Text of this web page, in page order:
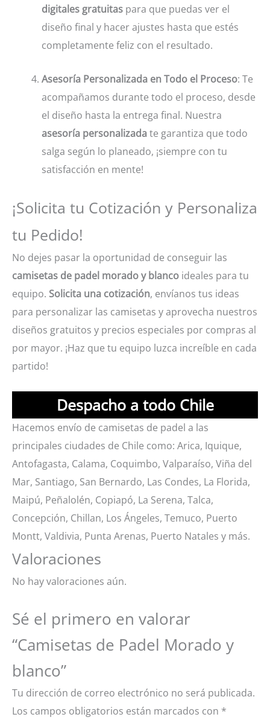
digitales gratuitas para que puedas ver el
diseño final y hacer ajustes hasta que estés
completamente feliz con el resultado.
Asesoría Personalizada en Todo el Proceso: Te
acompañamos durante todo el proceso, desde
el diseño hasta la entrega final. Nuestra
asesoría personalizadate garantiza que todo
salga según lo planeado, ¡siempre con tu
satisfacción en mente!
¡Solicita tu Cotización y Personaliza
tu Pedido!
No dejes pasar la oportunidad de conseguir las
camisetas de padel morado y blanco ideales para tu
equipo. Solicita una cotización, envíanos tus ideas
para personalizar las camisetas y aprovecha nuestros
diseños gratuitos y precios especiales por compras al
por mayor. ¡Haz que tu equipo luzca increíble en cada
partido!
Despacho a todo Chile
Hacemos envío de camisetas de padel a las
principales ciudades de Chile como: Arica, Iquique,
Antofagasta, Calama, Coquimbo, Valparaíso, Viña del
Mar, Santiago, San Bernardo, Las Condes, La Florida,
Maipú, Peñalolén, Copiapó, La Serena, Talca,
Concepción, Chillan, Los Ángeles, Temuco, Puerto
Montt, Valdivia, Punta Arenas, Puerto Natales y más.
Valoraciones
No hay valoraciones aún.
Sé el primero en valorar
“Camisetas de Padel Morado y
blanco”
Tu dirección de correo electrónico no será publicada.
Los campos obligatorios están marcados con *